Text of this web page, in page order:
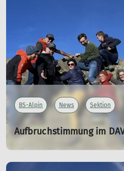
BS-Alpin News Sektion
Aufbruchstimmung im
04.11.2024
Gelungener Workshop des